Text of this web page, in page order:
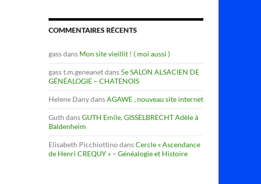
COMMENTAIRES RÉCENTS
gassdans Mon site vieillit ! ( moi aussi )
gass t.m.geneanetdans 5e SALON ALSACIEN DE
GÉNÉALOGIE – CHATENOIS
Helene DanydansAGAWE , nouveau site internet
Guth dansGUTH Emile, GISSELBRECHT Adèle à
Baldenheim
Elisabeth PicchiottinodansCercle « Ascendance
de Henri CREQUY » – Généalogie et Histoire